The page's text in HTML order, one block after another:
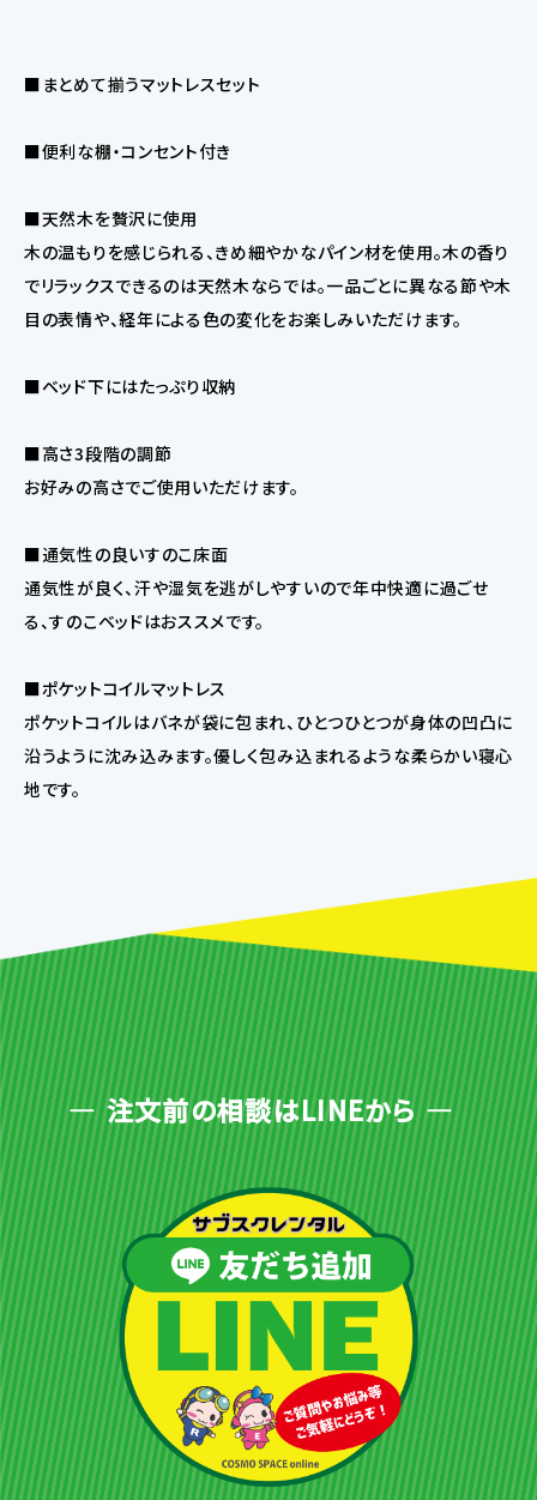
■まとめて揃うマットレスセット
■便利な棚・コンセント付き
■天然木を贅沢に使用
木の温もりを感じられる、きめ細やかなパイン材を使用。木の香り
でリラックスできるのは天然木ならでは。一品ごとに異なる節や木
目の表情や、経年による色の変化をお楽しみいただけます。
■ベッド下にはたっぷり収納
■高さ3段階の調節
お好みの高さでご使用いただけます。
■通気性の良いすのこ床面
通気性が良く、汗や湿気を逃がしやすいので年中快適に過ごせ
る、すのこベッドはおススメです。
■ポケットコイルマットレス
ポケットコイルはバネが袋に包まれ、ひとつひとつが身体の凹凸に
沿うように沈み込みます。優しく包み込まれるような柔らかい寝心
地です。
注文前の相談はLINEから